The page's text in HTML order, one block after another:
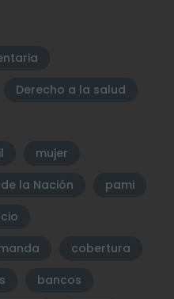
Derecho a la salud
mujer
la Nación
pami
cobertura
bancos